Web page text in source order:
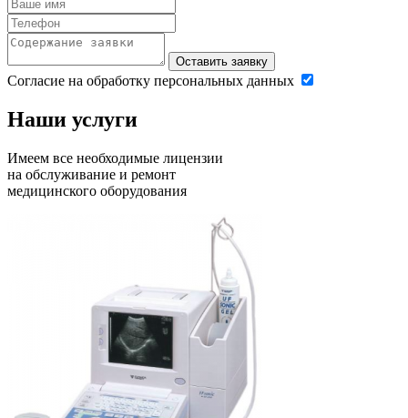
Оставить заявку
Согласие на обработку персональных данных
Наши услуги
Имеем все необходимые лицензии
на обслуживание и ремонт
медицинского оборудования